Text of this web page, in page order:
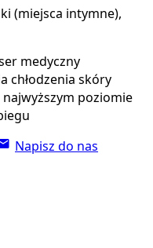
(miejsca intymne),
medyczny
chłodzenia skóry
poziomie
Napisz do nas